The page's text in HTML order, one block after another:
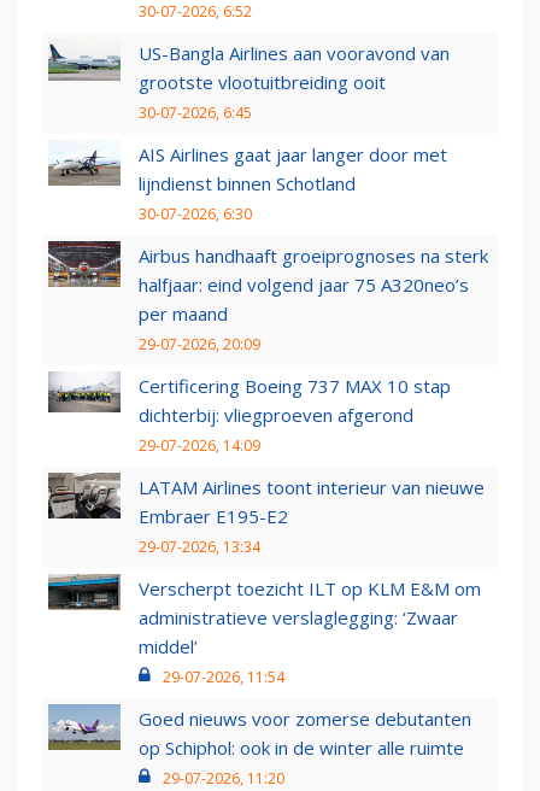
30-07-2026, 6:52
US-Bangla Airlines aan vooravond van
grootste vlootuitbreiding ooit
30-07-2026, 6:45
AIS Airlines gaat jaar langer door met
lijndienst binnen Schotland
30-07-2026, 6:30
Airbus handhaaft groeiprognoses na sterk
halfjaar: eind volgend jaar 75 A320neo’s
per maand
29-07-2026, 20:09
Certificering Boeing 737 MAX 10 stap
dichterbij: vliegproeven afgerond
29-07-2026, 14:09
LATAM Airlines toont interieur van nieuwe
Embraer E195-E2
29-07-2026, 13:34
Verscherpt toezicht ILT op KLM E&M om
administratieve verslaglegging: ‘Zwaar
middel’
29-07-2026, 11:54
Goed nieuws voor zomerse debutanten
op Schiphol: ook in de winter alle ruimte
29-07-2026, 11:20